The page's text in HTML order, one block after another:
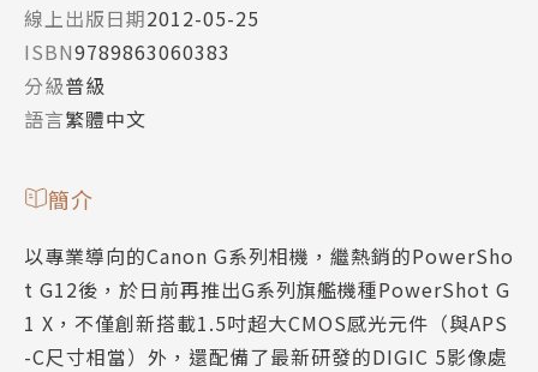
線上出版日期2012-05-25
ISBN9789863060383
分級普級
語言繁體中文
簡介
以專業導向的Canon G系列相機，繼熱銷的PowerSho
t G12後，於日前再推出G系列旗艦機種PowerShot G
1 X，不僅創新搭載1.5吋超大CMOS感光元件（與APS
-C尺寸相當）外，還配備了最新研發的DIGIC 5影像處